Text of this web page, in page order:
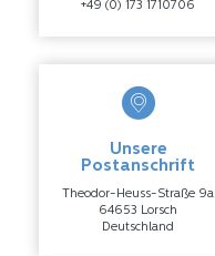
+49 (0) 173 1710706
Unsere
Postanschrift
Theodor-Heuss-Straße 9a
64653 Lorsch
Deutschland